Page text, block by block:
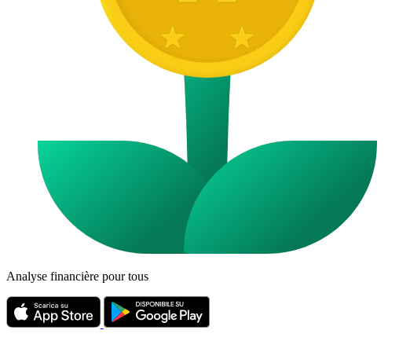
Analyse financière pour tous